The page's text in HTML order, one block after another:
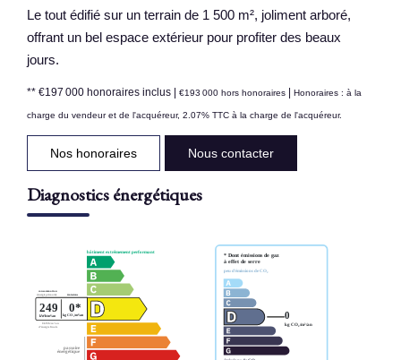
Le tout édifié sur un terrain de 1 500 m², joliment arboré,
offrant un bel espace extérieur pour profiter des beaux
jours.
** €197 000 honoraires inclus | €193 000 hors honoraires | Honoraires : à la
charge du vendeur et de l'acquéreur, 2.07% TTC à la charge de l'acquéreur.
Nos honoraires Nous contacter
Diagnostics énergétiques